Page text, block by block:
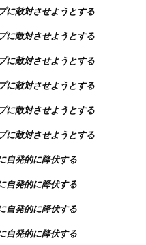
に敵対させようとする
に敵対させようとする
に敵対させようとする
に敵対させようとする
に敵対させようとする
に敵対させようとする
自発的に降伏する
自発的に降伏する
自発的に降伏する
自発的に降伏する